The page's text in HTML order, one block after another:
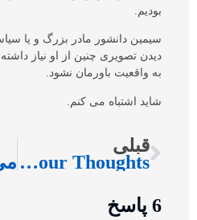
بودیم.
سیمین دانشور مادر بزرگ و یا
دیدن تصویری چنین از او نیاز
به واقعیت باورمان نشود.
شاید اشتباه می کنم.
قبلی
Purify Your Thoughts
6 پاسخ